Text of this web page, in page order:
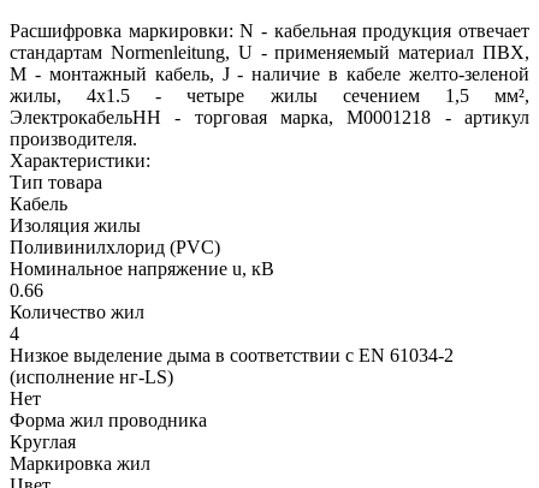
Расшифровка маркировки: N - кабельная продукция отвечает
стандартам Normenleitung, U - применяемый материал ПВХ,
M - монтажный кабель, J - наличие в кабеле желто-зеленой
жилы, 4х1.5 - четыре жилы сечением 1,5 мм²,
ЭлектрокабельНН - торговая марка, М0001218 - артикул
производителя.
Характеристики:
Тип товара
Кабель
Изоляция жилы
Поливинилхлорид (PVC)
Номинальное напряжение u, кВ
0.66
Количество жил
4
Низкое выделение дыма в соответствии с EN 61034-2
(исполнение нг-LS)
Нет
Форма жил проводника
Круглая
Маркировка жил